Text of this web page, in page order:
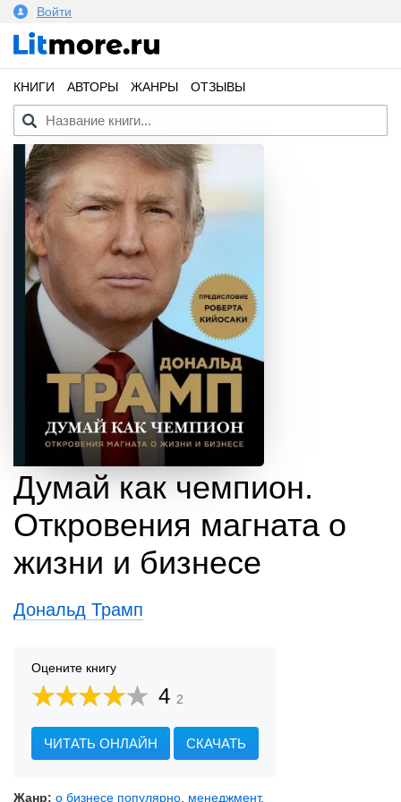
Войти
КНИГИ АВТОРЫ ЖАНРЫ ОТЗЫВЫ
Думай как чемпион.
Откровения магната о
жизни и бизнесе
Дональд Трамп
Оцените книгу
4 2
ЧИТАТЬ ОНЛАЙН СКАЧАТЬ
Жанр: о бизнесе популярно, менеджмент,